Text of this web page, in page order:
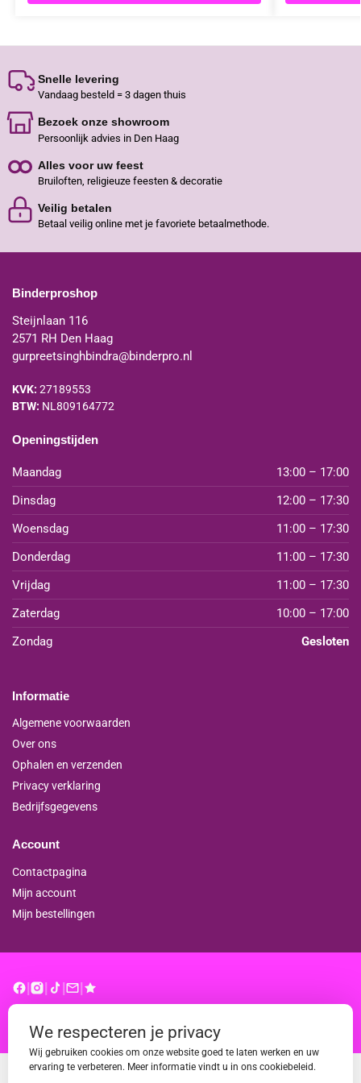
Snelle levering
Vandaag besteld = 3 dagen thuis
Bezoek onze showroom
Persoonlijk advies in Den Haag
Alles voor uw feest
Bruiloften, religieuze feesten & decoratie
Veilig betalen
Betaal veilig online met je favoriete betaalmethode.
Binderproshop
Steijnlaan 116
2571 RH Den Haag
gurpreetsinghbindra@binderpro.nl
KVK: 27189553
BTW: NL809164772
Openingstijden
Maandag
13:00 – 17:00
Dinsdag
12:00 – 17:30
Woensdag
11:00 – 17:30
Donderdag
11:00 – 17:30
Vrijdag
11:00 – 17:30
Zaterdag
10:00 – 17:00
Zondag
Gesloten
Informatie
Algemene voorwaarden
Over ons
Ophalen en verzenden
Privacy verklaring
Bedrijfsgegevens
Account
Contactpagina
Mijn account
Mijn bestellingen
We respecteren je privacy
Wij gebruiken cookies om onze website goed te laten werken en uw
ervaring te verbeteren. Meer informatie vindt u in ons cookiebeleid.